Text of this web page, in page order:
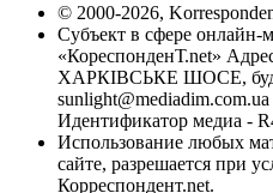
© 2000-2026,
Субъект в сфере онлайн-
«КореспонденТ.net»
ХАРКІВСЬКЕ ШОСЕ,
sunlight@mediadim.com.ua
Идентификатор медиа -
Использование любых
сайте, разрешается при
Корреспондент.net.